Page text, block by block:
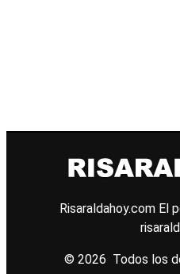
Risaraldahoy.com El
© 2026 Todos los